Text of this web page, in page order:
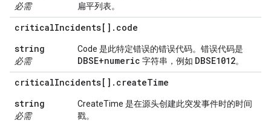
必需
扁平列表。
criticalIncidents[] . code
string
必需
Code 是此特定错误的错误代码。错误代码是
DBSE+numeric 字符串，例如 DBSE1012。
criticalIncidents[] . createTime
string
必需
CreateTime 是在源头创建此突发事件时的时间
戳。